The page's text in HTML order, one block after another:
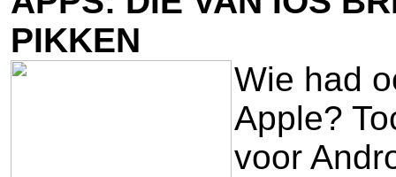
PIKKEN
Wie had
Apple?
voor